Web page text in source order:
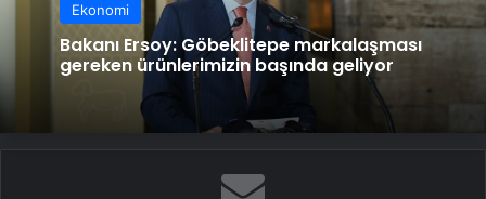
Ekonomi
Bakanı Ersoy: Göbeklitepe markalaşması
gereken ürünlerimizin başında geliyor